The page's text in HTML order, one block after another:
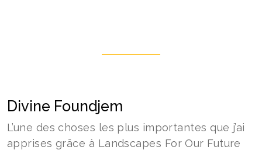
Divine Foundjem
L’une des choses les plus importantes que j’ai
apprises grâce à Landscapes For Our Future